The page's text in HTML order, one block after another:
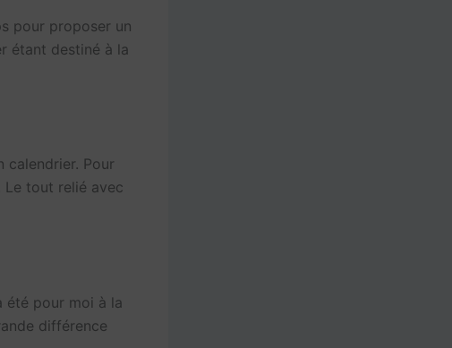
pour proposer un
étant destiné à la
calendrier. Pour
Le tout relié avec
été pour moi à la
différence